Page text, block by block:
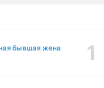
бывшая жена